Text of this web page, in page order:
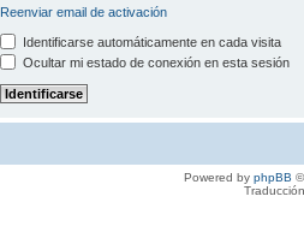
Reenviar email de activación
Identificarse automáticamente en cada visita
Ocultar mi estado de conexión en esta sesión
Powered by phpBB